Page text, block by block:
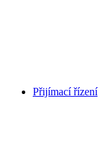
Přijímací řízení